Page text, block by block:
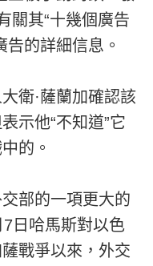
關其“十幾個廣告
告的詳細信息。
衛·薩蘭加確認該
示他“不知道”它
的。
部的一項更大的
日哈馬斯對以色
戰爭以來，外交